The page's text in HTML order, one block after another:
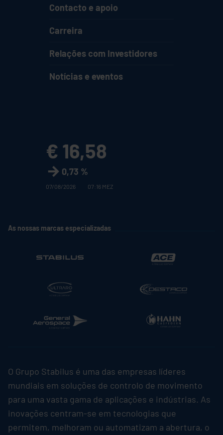
Contacto e apoio
Carreira
Relações com Investidores
Notícias e eventos
€ 16,58
0,73 %
07/08/2026 07:16 MEZ
As nossas marcas especializadas
O Grupo Stabilus é uma das empresas líderes
mundiais em soluções de controlo de movimento
para uma vasta gama de aplicações e indústrias. As
inovações centram-se em tecnologias que
permitem, melhoram ou automatizam a abertura, o